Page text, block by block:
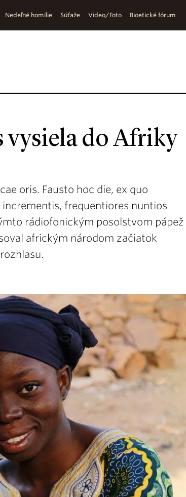
Nedeľné homílie Súťaže Video/Foto Bioetické fórum
vysiela do Afriky
oris. Fausto hoc die, ex quo
incrementis, frequentiores nuntios
rádiofonickým posolstvom pápež
africkým národom začiatok